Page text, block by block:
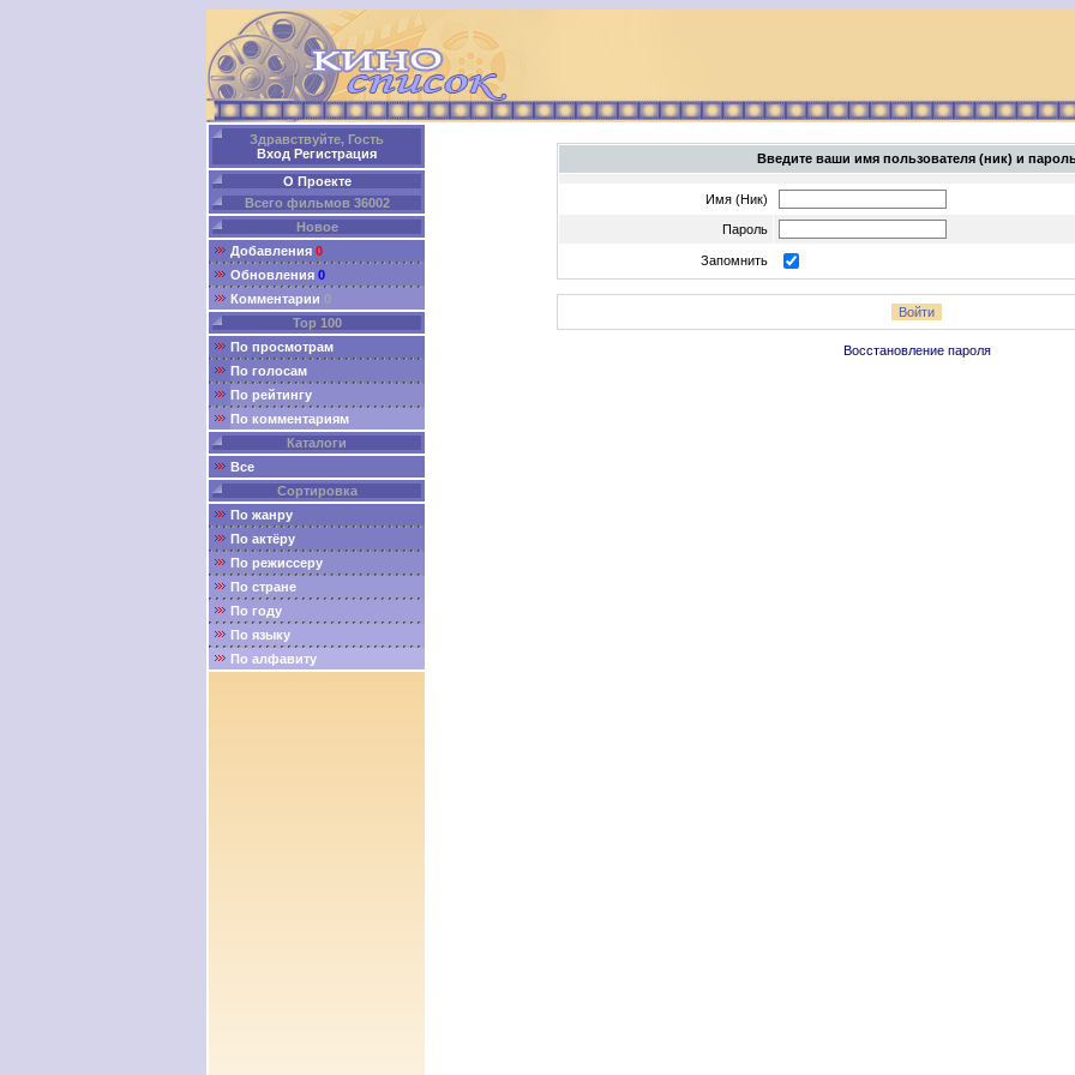
Здравствуйте, Гость
Вход Регистрация
О Проекте
Всего фильмов 36002
Новое
Добавления 0
Обновления 0
Комментарии 0
Top 100
По просмотрам
По голосам
По рейтингу
По комментариям
Каталоги
Все
Сортировка
По жанру
По актёру
По режиссеру
По стране
По году
По языку
По алфавиту
Введите ваши имя пользователя (ник) и
Имя (Ник)
Пароль
Запомнить
Восстановление пароля